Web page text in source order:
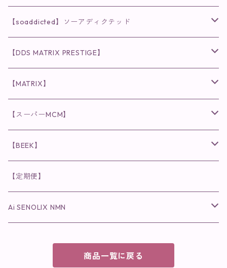
クレンジング・洗顔
化粧水
保湿ジェル・クリーム
ラディール
◉VI PLANTE
リキッド
ディフェンサー
メイク小物
◉ナチュリスティーアクレス
クレンジング
洗顔
◉インナーケア
食品
粒タイプ
◉cocochia
ヘナカラー
ヘアファンデーション
◉美顔器
◉スペシャルケア
◉肌悩み
エイジングトラブル
◉V3シリーズ
ファンデーション・ベース
クレンジング・洗顔
リップ
◉V3 VSPIC C Line
クレンジング・洗顔
化粧水
◉スピケアシリーズ
◉V.O.Sシリーズ
クレンジング・洗顔
化粧水
◉メンズシリーズ
クレンジング・洗顔
化粧水
◉MESシリーズ
【soaddicted】ソーアディクテッド
ラッシュアディクト
まつ毛用美容液
眉毛用美容液
リップアディクト
唇用美容液
ヘアアディクト
【DDS MATRIX PRESTIGE】
スキンケアシリーズ
美容液
【MATRIX】
スキンケアシリーズ
美容液
洗顔
【スーパーMCM】
インナーケア
【BEEK】
インナーケア
【定期便】
Ai SENOLIX NMN
商品一覧に戻る